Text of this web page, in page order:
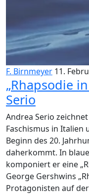
F. Birnmeyer 11.
„Rhapsodie
Serio
Andrea Serio
Faschismus in Italien
Beginn des 20.
daherkommt. In
komponiert er eine
George Gershwins
Protagonisten auf